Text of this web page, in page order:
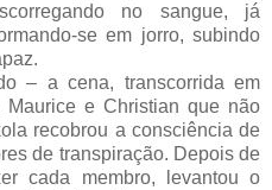
no sangue, já
se em jorro, subindo
– a cena, transcorrida em
e Christian que não
recobrou a consciência de
de transpiração. Depois de
cada membro, levantou o